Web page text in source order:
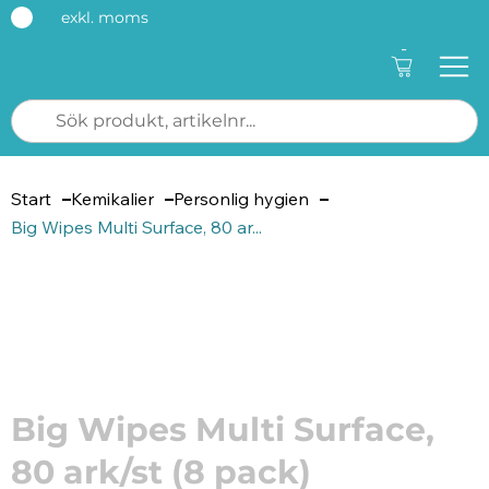
exkl. moms
-
Start Kemikalier
Personlig hygien
Big Wipes Multi Surface, 80 ar...
Big Wipes Multi Surface,
80 ark/st (8 pack)